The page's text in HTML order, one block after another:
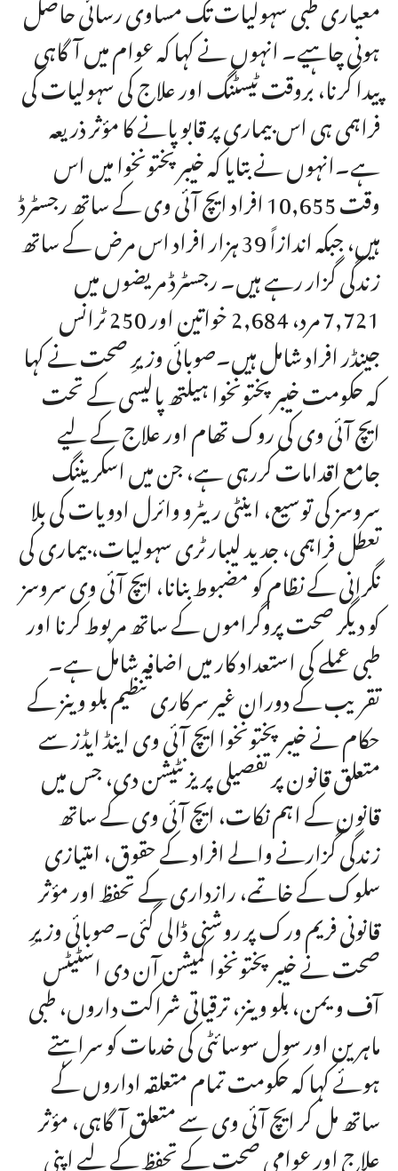
ہونی چاہیے۔ انہوں نے کہا کہ عوام میں آگاہی
پیدا کرنا، بروقت ٹیسٹنگ اور علاج کی سہولیات کی
فراہمی ہی اس بیماری پر قابو پانے کا مؤثر ذریعہ
ہے۔انہوں نے بتایا کہ خیبرپختونخوا میں اس
وقت 10,655 افراد ایچ آئی وی کے ساتھ رجسٹرڈ
ہیں، جبکہ اندازاً 39 ہزار افراد اس مرض کے ساتھ
زندگی گزار رہے ہیں۔ رجسٹرڈ مریضوں میں
7,721 مرد، 2,684 خواتین اور 250 ٹرانس
جینڈر افراد شامل ہیں۔صوبائی وزیرِ صحت نے کہا
کہ حکومت خیبرپختونخوا ہیلتھ پالیسی کے تحت
ایچ آئی وی کی روک تھام اور علاج کے لیے
جامع اقدامات کررہی ہے، جن میں اسکریننگ
سروسز کی توسیع، اینٹی ریٹرو وائرل ادویات کی بلا
تعطل فراہمی، جدید لیبارٹری سہولیات، بیماری کی
نگرانی کے نظام کو مضبوط بنانا، ایچ آئی وی سروسز
کو دیگر صحت پروگراموں کے ساتھ مربوط کرنا اور
طبی عملے کی استعداد کار میں اضافہ شامل ہے۔
تقریب کے دوران غیر سرکاری تنظیم بلو وینز کے
حکام نے خیبرپختونخوا ایچ آئی وی اینڈ ایڈز سے
متعلق قانون پر تفصیلی پریزنٹیشن دی، جس میں
قانون کے اہم نکات، ایچ آئی وی کے ساتھ
زندگی گزارنے والے افراد کے حقوق، امتیازی
سلوک کے خاتمے، رازداری کے تحفظ اور مؤثر
قانونی فریم ورک پر روشنی ڈالی گئی۔صوبائی وزیرِ
صحت نے خیبرپختونخوا کمیشن آن دی اسٹیٹس
آف ویمن، بلو وینز، ترقیاتی شراکت داروں، طبی
ماہرین اور سول سوسائٹی کی خدمات کو سراہتے
ہوئے کہا کہ حکومت تمام متعلقہ اداروں کے
ساتھ مل کر ایچ آئی وی سے متعلق آگاہی، مؤثر
علاج اور عوامی صحت کے تحفظ کے لیے اپنی